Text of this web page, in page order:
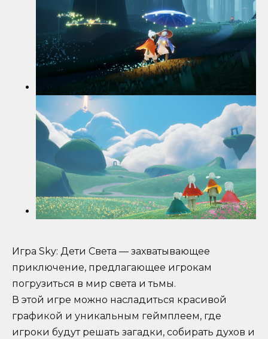
Игра Sky: Дети Света — захватывающее
приключение, предлагающее игрокам
погрузиться в мир света и тьмы.
В этой игре можно насладиться красивой
графикой и уникальным геймплеем, где
игроки будут решать загадки, собирать духов и